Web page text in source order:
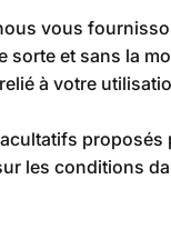
vous
et sans la
à votre
les conditions